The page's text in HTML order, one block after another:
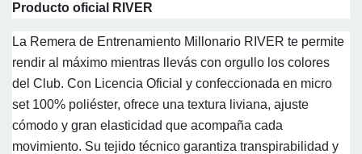
Producto oficial RIVER
La Remera de Entrenamiento Millonario RIVER te permite
rendir al máximo mientras llevás con orgullo los colores
del Club. Con Licencia Oficial y confeccionada en micro
set 100% poliéster, ofrece una textura liviana, ajuste
cómodo y gran elasticidad que acompaña cada
movimiento. Su tejido técnico garantiza transpirabilidad y